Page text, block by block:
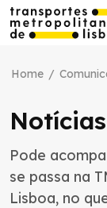
Home /
Notícias
Pode
se passa na
Lisboa, no